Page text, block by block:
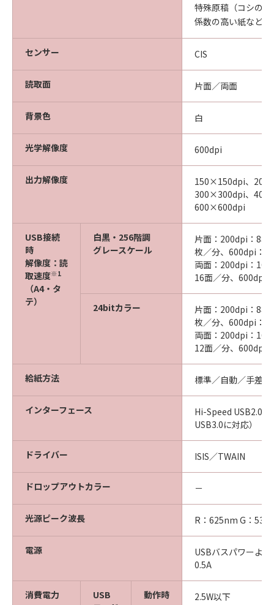
特殊原稿（コシの
係数の高い紙など
センサー CIS
読取面 片面／両面
背景色 白
光学解像度 600dpi
出力解像度
150×150dpi、
300×300dpi、
600×600dpi
USB接続
時
解像度：読
取速度※1
（A4・タ
テ）
白黒・256階調
グレースケール
片面：200dpi：8枚
枚／分、600dpi：5
両面：200dpi：16
16面／分、600dpi
24bitカラー
片面：200dpi：8枚
枚／分、600dpi：1
両面：200dpi：16
12面／分、600dpi
給紙方法 標準／自動／手差し
インターフェース Hi-Speed USB2.0
USB3.0に対応）
ドライバー ISIS／TWAIN
ドロップアウトカラー －
光源ピーク波長 R：625nm G：
電源
USBバスパワーよ
0.5A
消費電力
USB
動作時 2.5W以下